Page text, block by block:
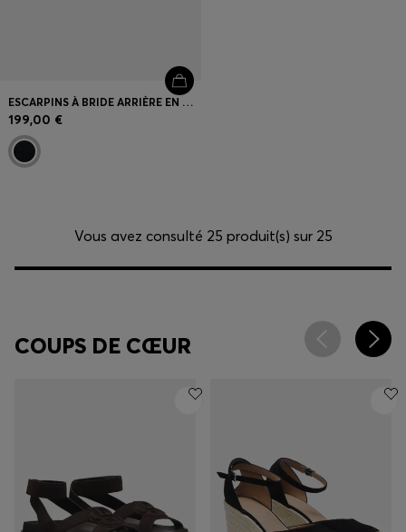
ESCARPINS À BRIDE ARRIÈRE EN CUIR SUÉDÉ À PETIT TALON
199,00 €
Vous avez consulté 25 produit(s) sur 25
COUPS DE CŒUR